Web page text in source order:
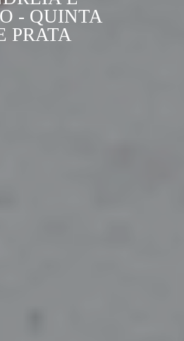
- QUINTA
PRATA